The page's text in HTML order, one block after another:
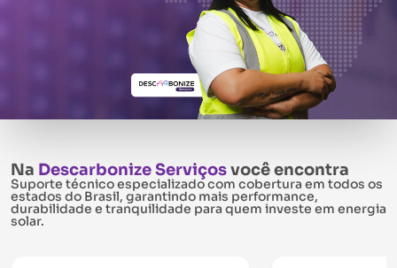
Na Descarbonize Serviçosvocê encontra
Suporte técnico especializado com cobertura em todos os
estados do Brasil, garantindo mais performance,
durabilidade e tranquilidade para quem investe em energia
solar.